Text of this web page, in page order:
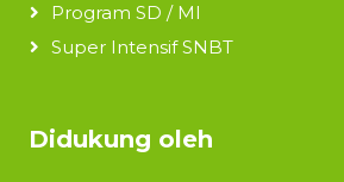
Program SD / MI
Super Intensif SNBT
Didukung oleh